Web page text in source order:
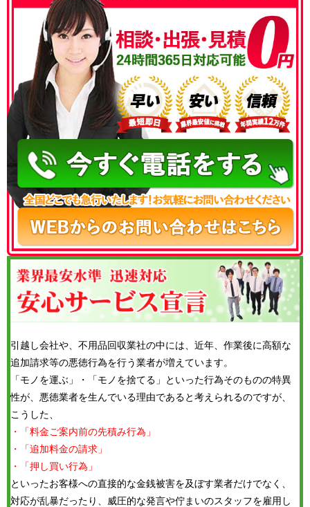
050-3186-4780
引越し会社や、不用品回収業社の中には、近年、作業後に高額な
追加請求等の悪徳行為を行う業者が増えています。
「モノを運ぶ」・「モノを捨てる」といった行為そのものの特異
性が、悪徳業者を生んでいる理由であると考えられるのですが、
こうした、
・「料金ご案内前の先積み行為」
・「追加料金の請求」
・「押し買い行為」
といったお客様への直接的な金銭被害を及ぼす業者だけでなく、
対応が乱暴だったり、威圧的な発言や佇まいのスタッフを雇用し